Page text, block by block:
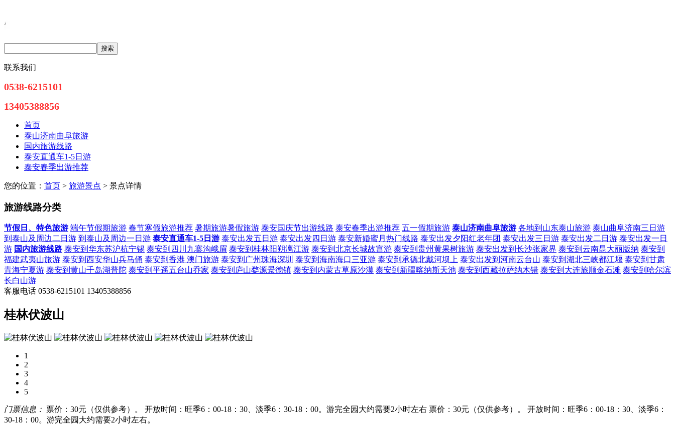
联系我们
0538-6215101
13405388856
首页
泰山济南曲阜旅游
国内旅游线路
泰安直通车1-5日游
泰安春季出游推荐
您的位置： 首页 > 旅游景点 > 景点详情
旅游线路分类
节假日、特色旅游 端午节假期旅游 春节寒假旅游推荐 暑期旅游暑假旅游 泰安国庆节出游线路 泰安春季出游推荐 五一假期旅游 泰山济南曲阜旅游 各地到山东泰山旅游 泰山曲阜济南三日游
到泰山及周边二日游 到泰山及周边一日游 泰安直通车1-5日游 泰安出发五日游 泰安出发四日游 泰安新婚蜜月热门线路 泰安出发夕阳红老年团 泰安出发三日游 泰安出发二日游 泰安出发一日
游 国内旅游线路 泰安到华东苏沪杭宁锡 泰安到四川九寨沟峨眉 泰安到桂林阳朔漓江游 泰安到北京长城故宫游 泰安到贵州黄果树旅游 泰安出发到长沙张家界 泰安到云南昆大丽版纳 泰安到
福建武夷山旅游 泰安到西安华山兵马俑 泰安到香港 澳门旅游 泰安到广州珠海深圳 泰安到海南海口三亚游 泰安到承德北戴河坝上 泰安出发到河南云台山 泰安到湖北三峡都江堰 泰安到甘肃
青海宁夏游 泰安到黄山千岛湖普陀 泰安到平遥五台山乔家 泰安到庐山婺源景德镇 泰安到内蒙古草原沙漠 泰安到新疆喀纳斯天池 泰安到西藏拉萨纳木错 泰安到大连旅顺金石滩 泰安到哈尔滨
长白山游
客服电话 0538-6215101 13405388856
桂林伏波山
1
2
3
4
5
门票信息： 票价：30元（仅供参考）。 开放时间：旺季6：00-18：30、淡季6：30-18：00。游完全园大约需要2小时左右 票价：30元（仅供参考）。 开放时间：旺季6：00-18：30、淡季6：
30-18：00。游完全园大约需要2小时左右。